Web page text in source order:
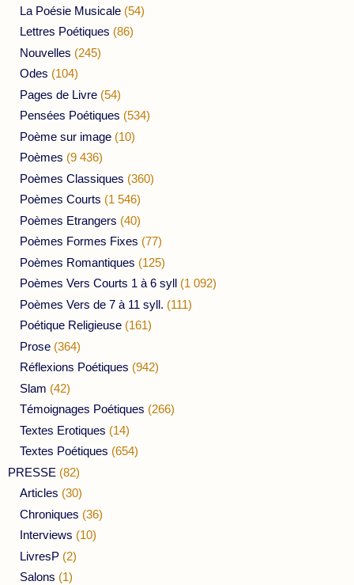
La Poésie Musicale (54)
Lettres Poétiques (86)
Nouvelles (245)
Odes (104)
Pages de Livre (54)
Pensées Poétiques (534)
Poème sur image (10)
Poèmes (9 436)
Poèmes Classiques (360)
Poèmes Courts (1 546)
Poèmes Etrangers (40)
Poèmes Formes Fixes (77)
Poèmes Romantiques (125)
Poèmes Vers Courts 1 à 6 syll (1 092)
Poèmes Vers de 7 à 11 syll. (111)
Poétique Religieuse (161)
Prose (364)
Réflexions Poétiques (942)
Slam (42)
Témoignages Poétiques (266)
Textes Erotiques (14)
Textes Poétiques (654)
PRESSE (82)
Articles (30)
Chroniques (36)
Interviews (10)
LivresP (2)
Salons (1)